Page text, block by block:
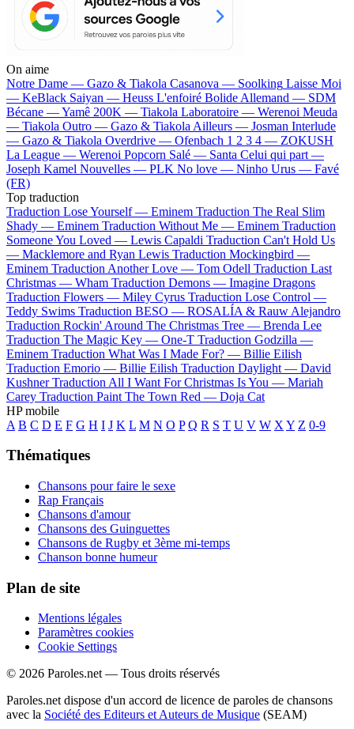
On aime
Notre Dame — Gazo & Tiakola Casanova — Soolking Laisse Moi
— KeBlack Saiyan — Heuss L'enfoiré Bolide Allemand — SDM
Bécane —Yamê 200K — Tiakola Laboratoire — Werenoi Meuda
— Tiakola Outro — Gazo & Tiakola Ailleurs — Josman Interlude
— Gazo & Tiakola Overdrive — Ofenbach 1 2 3 4 — ZOKUSH
La League — Werenoi Popcorn Salé — Santa Celui qui part —
Joseph Kamel Nouvelles — PLK No love — Ninho Urus — Favé
(FR)
Top traduction
Traduction Lose Yourself — Eminem Traduction The Real Slim
Shady — Eminem Traduction Without Me — Eminem Traduction
Someone You Loved — Lewis Capaldi Traduction Can't Hold Us
— Macklemore and Ryan Lewis Traduction Mockingbird —
Eminem Traduction Another Love — Tom Odell Traduction Last
Christmas — Wham Traduction Demons — Imagine Dragons
Traduction Flowers — Miley Cyrus Traduction Lose Control —
Teddy Swims Traduction BESO — ROSALÍA & Rauw Alejandro
Traduction Rockin' Around The Christmas Tree — Brenda Lee
Traduction The Magic Key — One-T Traduction Godzilla —
Eminem Traduction What Was I Made For? — Billie Eilish
Traduction Emorio — Billie Eilish Traduction Daylight — David
Kushner Traduction All I Want For Christmas Is You — Mariah
Carey Traduction Paint The Town Red — Doja Cat
HP mobile
A B C D E F G H I J K L M N O P Q R S T U V W X Y Z 0-9
Thématiques
Chansons pour faire le sexe
Rap Français
Chansons d'amour
Chansons des Guinguettes
Chansons de Rugby et 3ème mi-temps
Chanson bonne humeur
Plan de site
Mentions légales
Paramètres cookies
Cookie Settings
© 2026 Paroles.net — Tous droits réservés
Paroles.net dispose d'un accord de licence de paroles de chansons
avec la Société des Editeurs et Auteurs de Musique (SEAM)